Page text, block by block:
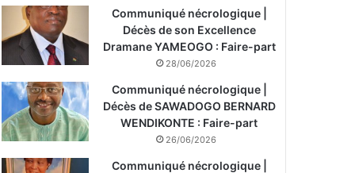
Communiqué nécrologique |
Décès de son Excellence
Dramane YAMEOGO : Faire-part
28/06/2026
Communiqué nécrologique |
Décès de SAWADOGO BERNARD
WENDIKONTE : Faire-part
26/06/2026
Communiqué nécrologique |